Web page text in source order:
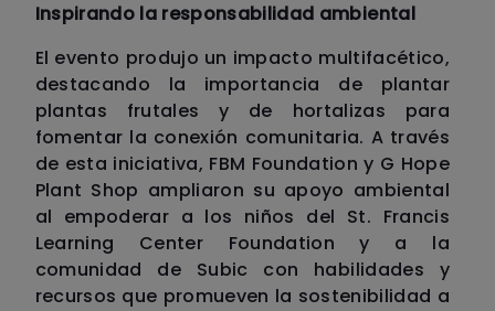
Inspirando la responsabilidad ambiental
El evento produjo un impacto multifacético,
destacando la importancia de plantar
plantas frutales y de hortalizas para
fomentar la conexión comunitaria. A través
de esta iniciativa, FBM Foundation y G Hope
Plant Shop ampliaron su apoyo ambiental
al empoderar a los niños del St. Francis
Learning Center Foundation y a la
comunidad de Subic con habilidades y
recursos que promueven la sostenibilidad a